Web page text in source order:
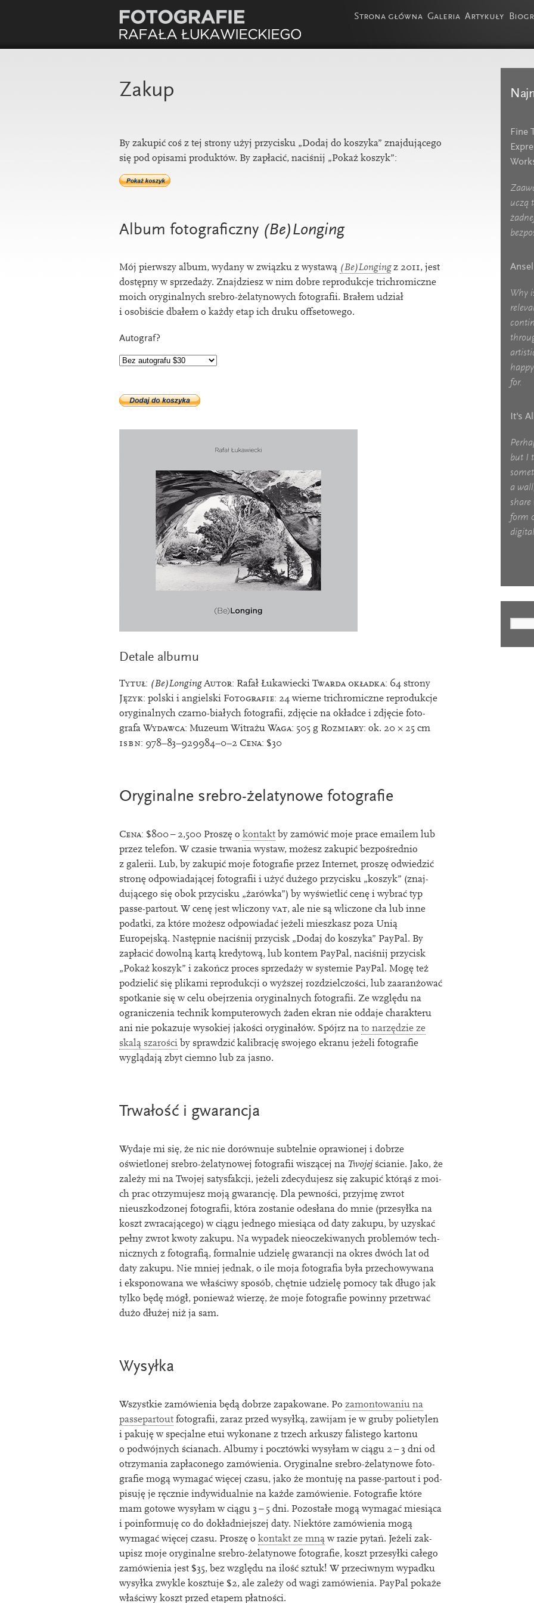
Strona główna Galeria Artykuły
Zakup
By zak­upić coś z tej strony użyj przy­cisku „Dodaj do koszyka” zna­j­dujące­go
się pod opis­ami produk­tów. By zapła­cić, naciśn­ij „Pokaż koszyk”:
Album fotograﬁczny (Be)Longing
Mój pier­wszy album, wydany w związku z wys­tawą (Be)Longingz 2011, jest
dostępny w sprzedaży. Znajdziesz w nim dobre reproduk­cje tri­chromiczne
moi­ch ory­gin­al­nych srebro-żelatynow­ych foto­graﬁi. Brałem udzi­ał
i osobiście dbałem o każdy etap ich druku oﬀsetowego.
Autograf?
Detale albumu
Tytuł: (Be)Longing Autor: Rafał Łukawiecki Twarda okładka: 64 strony
Język: pol­ski i angiel­ski Fotograﬁe: 24 wierne tri­chromiczne reproduk­cje
ory­gin­al­nych czarno-białych foto­graﬁi, zdjęcie na okładce i zdjęcie foto­
grafa Wydawca: Muzeum Witrażu Waga: 505 g Rozmiary: ok. 20 × 25 cm
isbn: 978−83−929984−0−2 Cena: $30
Oryginalne srebro-żelatynowe fotograﬁe
Cena: $800–2,500 Proszę o kon­takt by zamówić moje prace emailem lub
przez tele­fon. W cza­sie trwania wys­taw, możesz zak­upić bez­pośred­nio
z galerii. Lub, by zak­upić moje foto­graﬁe przez Internet, proszę odwiedz­ić
stronę odpowiada­jącej foto­graﬁi i użyć dużego przy­cisku „koszyk” (zna­j­
dujące­go się obok przy­cisku „żarówka”) by wyświet­lić cenę i wybrać typ
passe-par­tout. W cenę jest wliczony vat, ale nie są wliczone cła lub inne
pod­atki, za które możesz odpowiadać jeżeli mieszkasz poza Unią
Europejską. Następnie naciśn­ij przy­cisk „Dodaj do koszyka” PayPal. By
zapła­cić dowolną kartą kredytową, lub kon­tem PayPal, naciśn­ij przy­cisk
„Pokaż koszyk” i zakończ pro­ces sprzedaży w sys­temie PayPal. Mogę też
podzielić się plikami reproduk­cji o wyższej rozdziel­czości, lub zaaranżować
spotkanie się w celu obejrzenia ory­gin­al­nych foto­graﬁi. Ze względu na
ogran­iczenia tech­nik kom­puterow­ych żaden ekran nie odda­je charak­teru
ani nie pokazuje wyso­kiej jakości ory­gin­ałów. Spójrz na to nar­zędzie ze
skalą szarości by sprawdz­ić kal­ib­rację swo­jego ekranu jeżeli foto­graﬁe
wygląda­ją zbyt ciemno lub za jasno.
Trwałość i gwarancja
Wydaje mi się, że nic nie dorównuje sub­tel­nie oprawionej i dobrze
oświetlonej srebro-żelatynowej foto­graﬁi wiszącej na Twojejścianie. Jako, że
zależy mi na Twojej satys­fak­cji, jeżeli zdecy­dujesz się zak­upić którąś z moi­
ch prac otrzymujesz moją gwarancję. Dla pewności, przyjmę zwrot
nieuszkod­zonej foto­graﬁi, która zostan­ie odesłana do mnie (przesyłka na
koszt zwraca­jące­go) w ciągu jed­ne­go miesiąca od daty zak­upu, by uzyskać
pełny zwrot kwoty zak­upu. Na wypadek nieoczekiwa­nych prob­lemów tech­
nicz­nych z foto­graﬁą, form­al­nie udzielę gwarancji na okres dwóch lat od
daty zak­upu. Nie mniej jed­nak, o ile moja foto­graﬁa była przechow­y­wana
i eksponow­ana we właś­ciwy sposób, chęt­nie udzielę pomocy tak długo jak
tylko będę mógł, ponieważ wierzę, że moje foto­graﬁe pow­inny prz­etrwać
dużo dłużej niż ja sam.
Wysyłka
Wszystkie zamówienia będą dobrze zapakow­ane. Po zamon­towaniu na
passep­ar­tout foto­grafii, zaraz przed wysyłką, zaw­ijam je w gruby polietylen
i pak­uję w spec­jalne etui wykon­ane z trzech arkuszy fal­ist­ego kar­tonu
o pod­wój­nych ścianach. Albumy i pocztówki wysyłam w ciągu 2 – 3 dni od
otrzy­mania zapła­con­e­go zamówienia. Oryginalne srebro-żelatynowe foto­
graﬁe mogą wymagać więcej czasu, jako że mon­tuję na passe-par­tout i pod­
pisuję je ręcznie indy­widu­al­nie na każde zamówienie. Fotografie które
mam gotowe wysyłam w ciągu 3– 5 dni. Pozostałe mogą wymagać miesiąca
i poin­for­muję co do dokład­niejszej daty. Niektóre zamówienia mogą
wymagać więcej czasu. Proszę o kon­takt ze mną w razie pytań. Jeżeli zak­
upisz moje ory­gin­al­ne srebro-żelatynowe foto­graﬁe, koszt przesyłki całego
zamówienia jest $35, bez względu na ilość sztuk! W prze­ciwnym wypadku
wysyłka zwykle kosztuje $2, ale zależy od wagi zamówienia. PayPal pokaże
właś­ciwy koszt przed eta­pem płatności.
Fine
uczą
Why
for.
It's
but I
a
form